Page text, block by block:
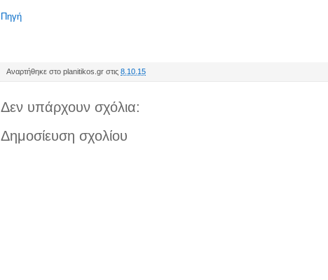
Πηγή
Αναρτήθηκε στο planitikos.gr στις 8.10.15
Δεν υπάρχουν σχόλια:
Δημοσίευση σχολίου